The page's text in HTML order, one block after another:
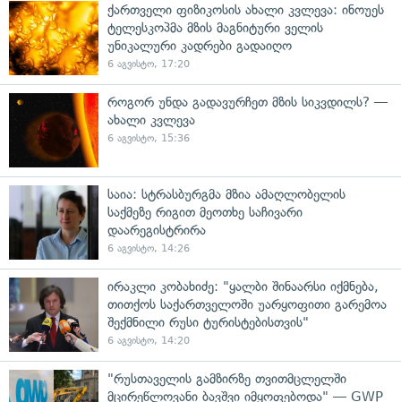
ქართველი ფიზიკოსის ახალი კვლევა: ინოუეს
ტელესკოპმა მზის მაგნიტური ველის
უნიკალური კადრები გადაიღო
6 აგვისტო, 17:20
როგორ უნდა გადავურჩეთ მზის სიკვდილს? —
ახალი კვლევა
6 აგვისტო, 15:36
საია: სტრასბურგმა მზია ამაღლობელის
საქმეზე რიგით მეოთხე საჩივარი
დაარეგისტრირა
6 აგვისტო, 14:26
ირაკლი კობახიძე: "ყალბი შინაარსი იქმნება,
თითქოს საქართველოში უარყოფითი გარემოა
შექმნილი რუსი ტურისტებისთვის"
6 აგვისტო, 14:20
"რუსთაველის გამზირზე თვითმცლელში
მცირეწლოვანი ბავშვი იმყოფებოდა" — GWP